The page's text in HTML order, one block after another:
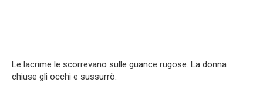
Le lacrime le scorrevano sulle guance rugose. La donna
chiuse gli occhi e sussurrò: